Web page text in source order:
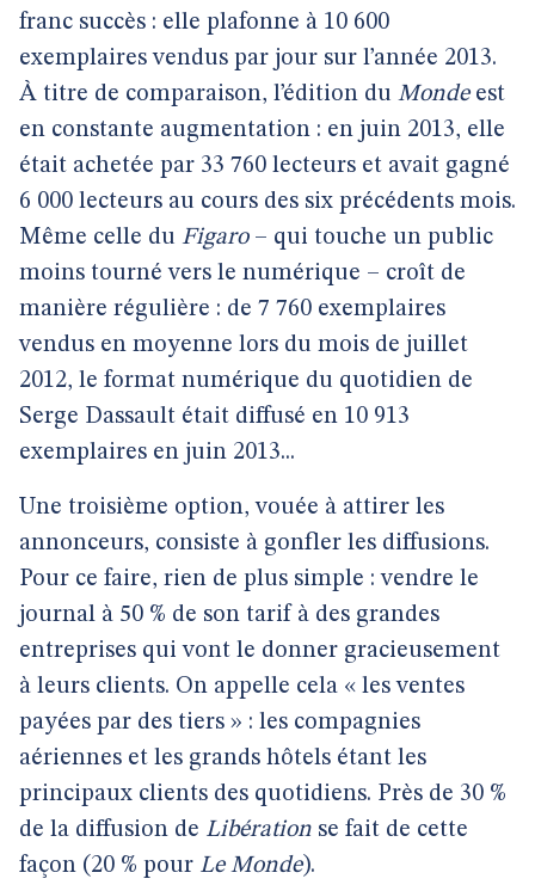
franc succès : elle plafonne à 10 600
exemplaires vendus par jour sur l’année 2013.
À titre de comparaison, l’édition du Mondeest
en constante augmentation : en juin 2013, elle
était achetée par 33 760 lecteurs et avait gagné
6 000 lecteurs au cours des six précédents mois.
Même celle du Figaro– qui touche un public
moins tourné vers le numérique – croît de
manière régulière : de 7 760 exemplaires
vendus en moyenne lors du mois de juillet
2012, le format numérique du quotidien de
Serge Dassault était diffusé en 10 913
exemplaires en juin 2013...
Une troisième option, vouée à attirer les
annonceurs, consiste à gonfler les diffusions.
Pour ce faire, rien de plus simple : vendre le
journal à 50 % de son tarif à des grandes
entreprises qui vont le donner gracieusement
à leurs clients. On appelle cela « les ventes
payées par des tiers » : les compagnies
aériennes et les grands hôtels étant les
principaux clients des quotidiens. Près de 30 %
de la diffusion de Libération se fait de cette
façon (20 % pour Le Monde).